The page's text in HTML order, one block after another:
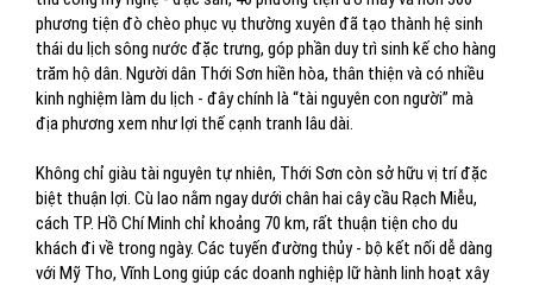
phương tiện đò chèo phục vụ thường xuyên đã tạo thành hệ sinh
thái du lịch sông nước đặc trưng, góp phần duy trì sinh kế cho hàng
trăm hộ dân. Người dân Thới Sơn hiền hòa, thân thiện và có nhiều
kinh nghiệm làm du lịch - đây chính là “tài nguyên con người” mà
địa phương xem như lợi thế cạnh tranh lâu dài.
Không chỉ giàu tài nguyên tự nhiên, Thới Sơn còn sở hữu vị trí đặc
biệt thuận lợi. Cù lao nằm ngay dưới chân hai cây cầu Rạch Miễu,
cách TP. Hồ Chí Minh chỉ khoảng 70 km, rất thuận tiện cho du
khách đi về trong ngày. Các tuyến đường thủy - bộ kết nối dễ dàng
với Mỹ Tho, Vĩnh Long giúp các doanh nghiệp lữ hành linh hoạt xây